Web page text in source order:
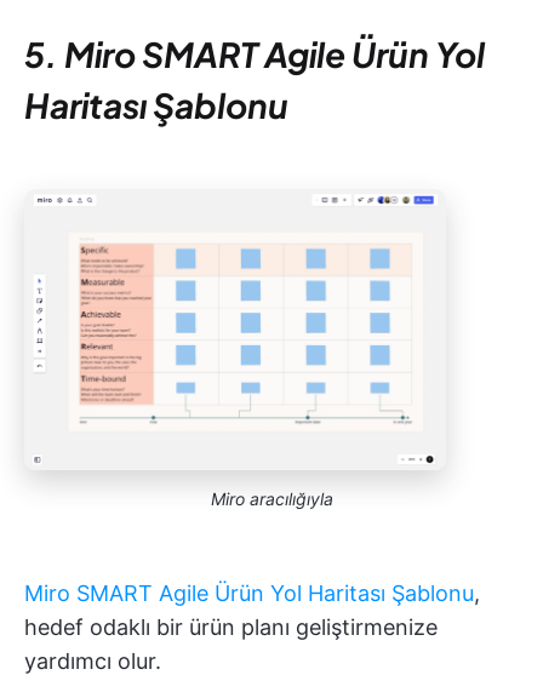
5. Miro SMART Agile Ürün Yol
Haritası Şablonu
Miro aracılığıyla
Miro SMART Agile Ürün Yol Haritası Şablonu,
hedef odaklı bir ürün planı geliştirmenize
yardımcı olur.